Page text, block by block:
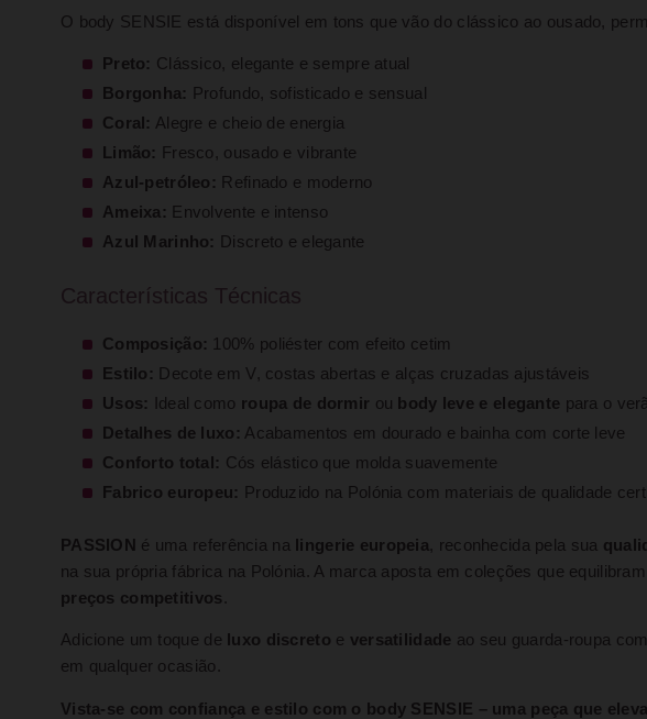
O body SENSIE está disponível em tons que vão do clássico ao ousado,
Preto: Clássico, elegante e sempre atual
Borgonha: Profundo, sofisticado e sensual
Coral: Alegre e cheio de energia
Limão: Fresco, ousado e vibrante
Azul-petróleo: Refinado e moderno
Ameixa: Envolvente e intenso
Azul Marinho: Discreto e elegante
Características Técnicas
Composição: 100% poliéster com efeito cetim
Estilo: Decote em V, costas abertas e alças cruzadas ajustáveis
Usos:
Ideal como roupa de dormir ou body leve e elegante para o
Detalhes de luxo: Acabamentos em dourado e bainha com corte leve
Conforto total: Cós elástico que molda suavemente
Fabrico europeu: Produzido na Polónia com materiais de qualidade
PASSION é uma referência na lingerie europeia, reconhecida pela sua
na sua própria fábrica na Polónia. A marca aposta em coleções que equilibram
preços competitivos
Adicione um toque de luxo discreto e versatilidade ao seu guarda-roupa
em qualquer ocasião.
Vista-se com confiança e estilo com o body SENSIE – uma peça que